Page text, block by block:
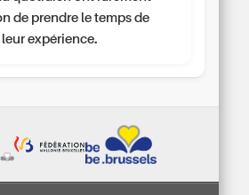
de prendre le temps de
expérience.